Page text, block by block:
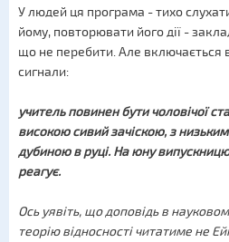
У людей ця програма - тихо
йому, повторювати його дії -
що не перебити. Але включається
сигнали:
учитель повинен бути чоловічої
високою сивий зачіскою, з
дубиною в руці. На юну
реагує.
Ось уявіть, що доповідь в
теорію відносності читатиме не